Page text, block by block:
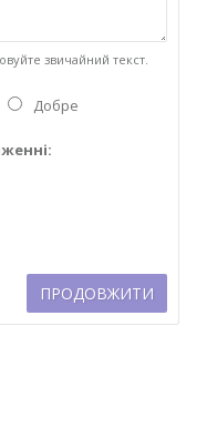
звичайний текст.
Добре
ПРОДОВЖИТИ